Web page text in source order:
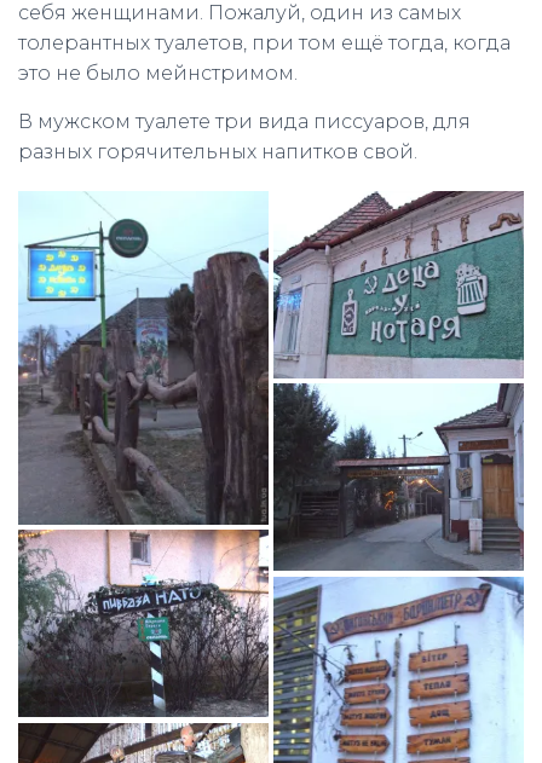
себя женщинами. Пожалуй, один из самых
толерантных туалетов, при том ещё тогда, когда
это не было мейнстримом.
В мужском туалете три вида писсуаров, для
разных горячительных напитков свой.